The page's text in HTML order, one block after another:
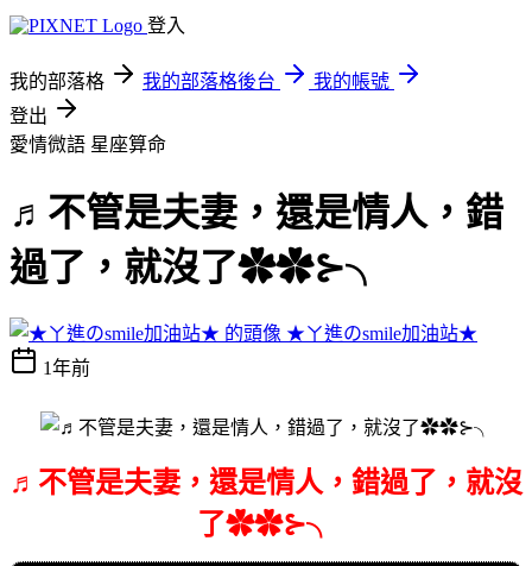
登入
我的部落格 我的部落格後台
我的帳號
登出
愛情微語 星座算命
♬不管是夫妻，還是情人，錯
過了，就沒了✿✿⊱╮
★ㄚ進のsmile加油站★
1年前
♬不管是夫妻，還是情人，錯過了，就沒
了✿✿⊱╮